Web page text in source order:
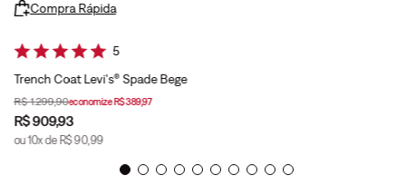
Compra Rápida
5
Trench Coat Levi's® Spade Bege
R$ 1.299,90economizeR$389,97
R$909,93
ou10x de R$90,99